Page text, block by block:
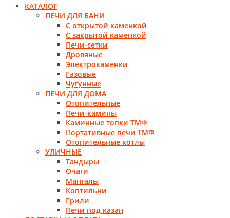
КАТАЛОГ
ПЕЧИ ДЛЯ БАНИ
С открытой каменкой
С закрытой каменкой
Печи-сетки
Дровяные
Электрокаменки
Газовые
Чугунные
ПЕЧИ ДЛЯ ДОМА
Отопительные
Печи-камины
Каминные топки ТМФ
Портативные печи ТМФ
Отопительные котлы
УЛИЧНЫЕ
Тандыры
Очаги
Мангалы
Коптильни
Грили
Печи под казан